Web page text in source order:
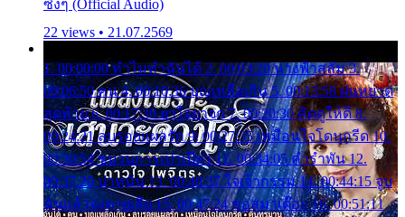
ซึ้งๆ (Official Audio)
22 views • 21.07.2569
1. 00:00:00 ทำไมทำฉันได้ 2. 00:03:20 นางฟ้าสลัม 3.
00:06:50 คน 4. 00:10:36 บุญเหลือเกิน 5. 00:13:58 ฝนหยาด
สุดท้าย 6. 00:17:30 ยาใจยาจก 7. 00:20:30 คิดดูให้ดี 8.
00:24:21 ลบรอยแผลรัก 9. 00:27:35 เหมือนใจโดนกรีด 10.
00:30:54 ขบวนการเปาเปียว 11. 00:34:05 คำรำพัน 12.
00:37:20 ปาหนัน 13. 00:40:37 ใจเจ้ากรรม 14. 00:44:15 จูบ
ฉันแล้วจงตายเสีย 15. 00:47:24 ขอสูมาเต๊อะ 16. 00:51:11